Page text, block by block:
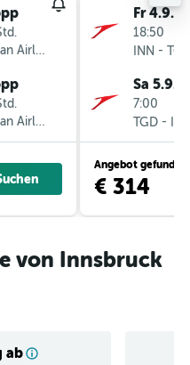
Airlines
Airlines
Fr 4.9.
18:50
INN -
Sa 5.9.
7:00
TGD -
Angebot gefunden
€ 314
von Innsbruck
ab